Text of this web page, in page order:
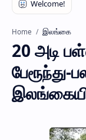
Home இலங்கை
20 அடி